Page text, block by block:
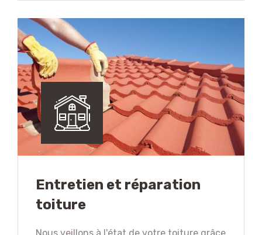
Entretien et réparation
toiture